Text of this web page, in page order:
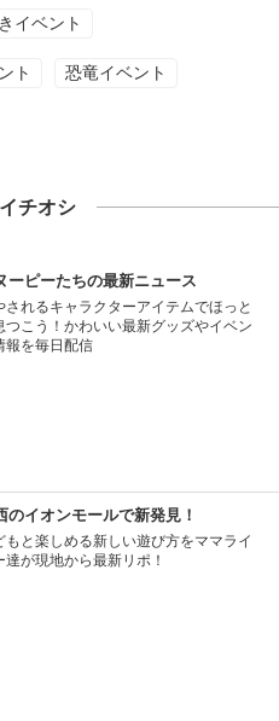
イベント
ト 恐竜イベント
チオシ
ーピーたちの最新ニュース
されるキャラクターアイテムでほっと
つこう！かわいい最新グッズやイベン
報を毎日配信
のイオンモールで新発見！
もと楽しめる新しい遊び方をママライ
達が現地から最新リポ！